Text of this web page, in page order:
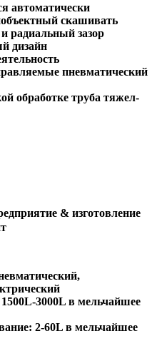
автоматически
скашивать
радиальный зазор
дизайн
пневматический
обработке труба тяжел-
& изготовление
3000L в мельчайшее
2-60L в мельчайшее